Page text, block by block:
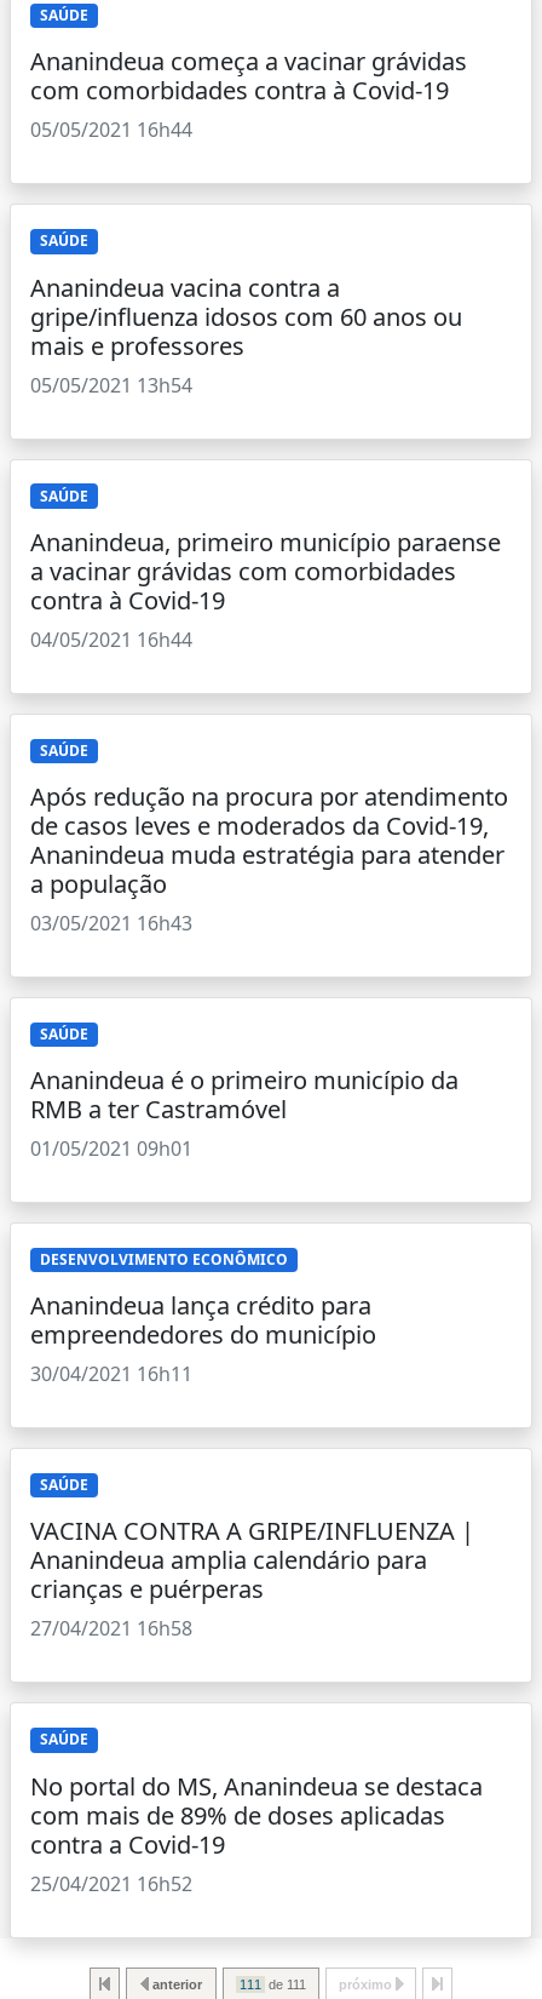
SAÚDE
Ananindeua começa a vacinar grávidas
com comorbidades contra à Covid-19
05/05/2021 16h44
SAÚDE
Ananindeua vacina contra a
gripe/influenza idosos com 60 anos ou
mais e professores
05/05/2021 13h54
SAÚDE
Ananindeua, primeiro município paraense
a vacinar grávidas com comorbidades
contra à Covid-19
04/05/2021 16h44
SAÚDE
Após redução na procura por atendimento
de casos leves e moderados da Covid-19,
Ananindeua muda estratégia para atender
a população
03/05/2021 16h43
SAÚDE
Ananindeua é o primeiro município da
RMB a ter Castramóvel
01/05/2021 09h01
DESENVOLVIMENTO ECONÔMICO
Ananindeua lança crédito para
empreendedores do município
30/04/2021 16h11
SAÚDE
VACINA CONTRA A GRIPE/INFLUENZA |
Ananindeua amplia calendário para
crianças e puérperas
27/04/2021 16h58
SAÚDE
No portal do MS, Ananindeua se destaca
com mais de 89% de doses aplicadas
contra a Covid-19
25/04/2021 16h52
anterior de 111 próximo